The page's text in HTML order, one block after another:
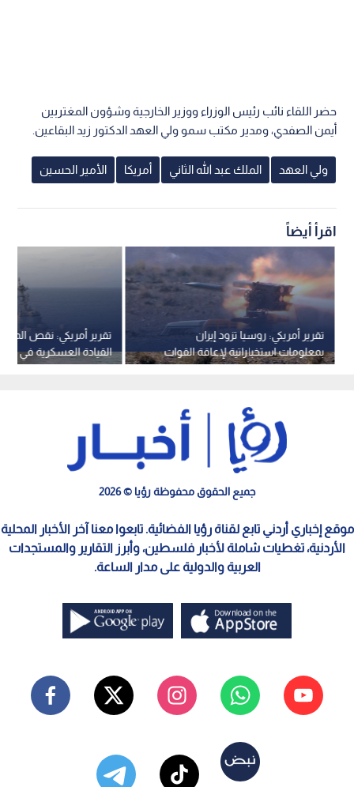
حضر اللقاء نائب رئيس الوزراء ووزير الخارجية وشؤون المغتربين
أيمن الصفدي، ومدير مكتب سمو ولي العهد الدكتور زيد البقاعين.
ولي العهد الملك عبد الله الثاني أمريكا الأمير الحسين
اقرأ أيضاً
تقرير أمريكي: نقص
القيادة العسكرية في
بين حماية الولايات
تقرير أمريكي: روسيا تزود إيران
بمعلومات استخباراتية لإعاقة القوات
الأمريكية
جميع الحقوق محفوظة رؤيا © 2026
موقع إخباري أردني تابع لقناة رؤيا الفضائية. تابعوا معنا آخر الأخبار المحلية
الأردنية، تغطيات شاملة لأخبار فلسطين، وأبرز التقارير والمستجدات
العربية والدولية على مدار الساعة.